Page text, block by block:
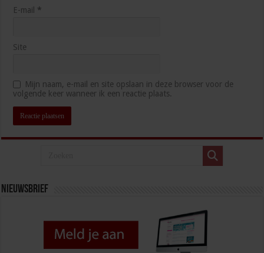
E-mail *
Site
Mijn naam, e-mail en site opslaan in deze browser voor de
volgende keer wanneer ik een reactie plaats.
Nieuwsbrief